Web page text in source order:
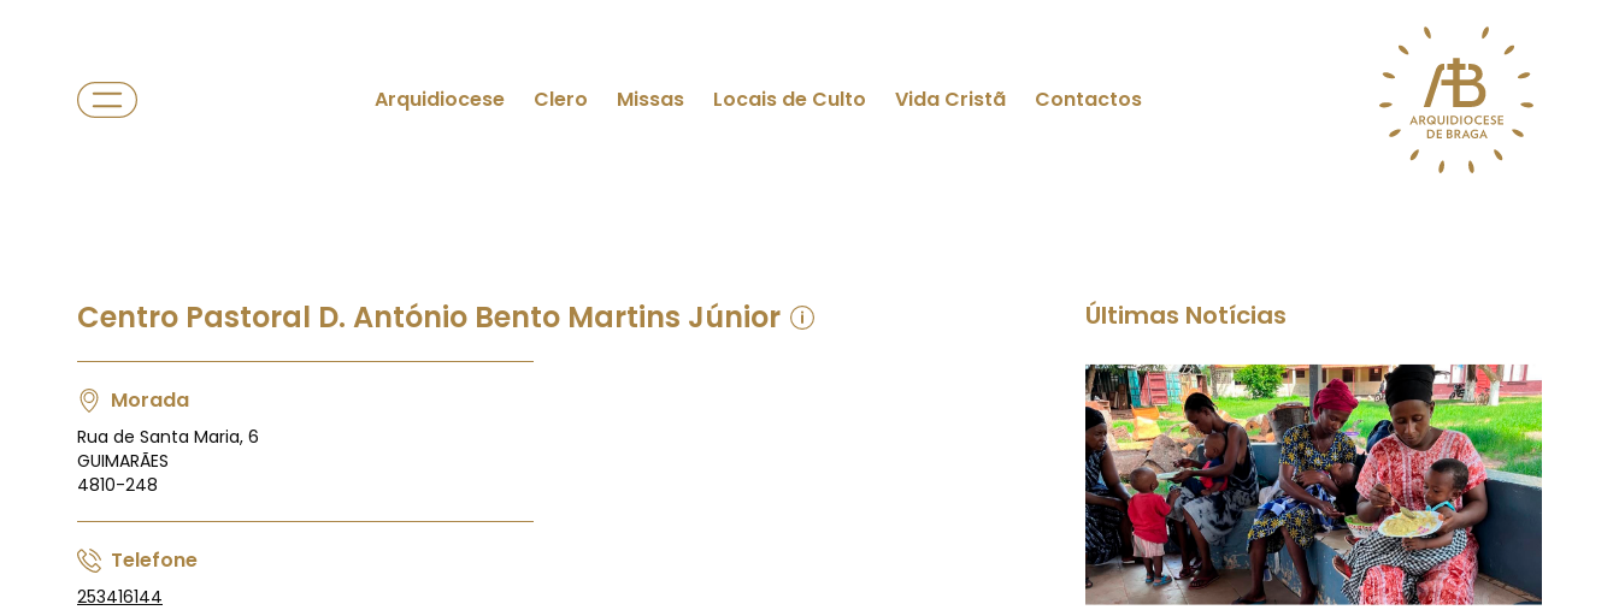
Arquidiocese Clero Missas Locais de Culto Vida Cristã Contactos
Centro Pastoral D. António Bento Martins Júnior
Morada
Rua de Santa Maria, 6
GUIMARÃES
4810-248
Telefone
253416144
Últimas Notícias